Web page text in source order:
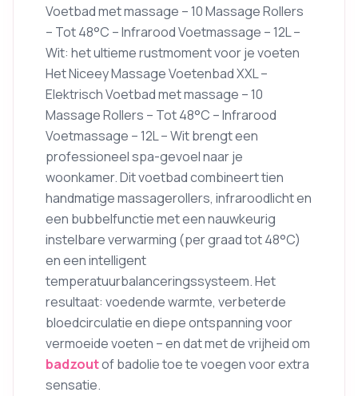
Voetbad met massage – 10 Massage Rollers
– Tot 48°C – Infrarood Voetmassage – 12L –
Wit: het ultieme rustmoment voor je voeten
Het Niceey Massage Voetenbad XXL –
Elektrisch Voetbad met massage – 10
Massage Rollers – Tot 48°C – Infrarood
Voetmassage – 12L – Wit brengt een
professioneel spa-gevoel naar je
woonkamer. Dit voetbad combineert tien
handmatige massagerollers, infraroodlicht en
een bubbelfunctie met een nauwkeurig
instelbare verwarming (per graad tot 48°C)
en een intelligent
temperatuurbalanceringssysteem. Het
resultaat: voedende warmte, verbeterde
bloedcirculatie en diepe ontspanning voor
vermoeide voeten – en dat met de vrijheid om
badzoutof badolie toe te voegen voor extra
sensatie.